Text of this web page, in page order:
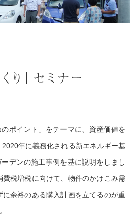
のポイント」をテーマに、資産価値を
2020年に義務化される新エネルギー基
デンの施工事例を基に説明をしまし
費税増税に向けて、物件のかけこみ需
に余裕のある購入計画を立てるのが重